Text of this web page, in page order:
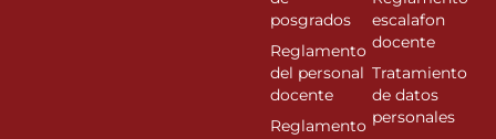
posgrados
Reglamento
del personal
docente
Reglamento
escalafon
docente
Tratamiento
de datos
personales